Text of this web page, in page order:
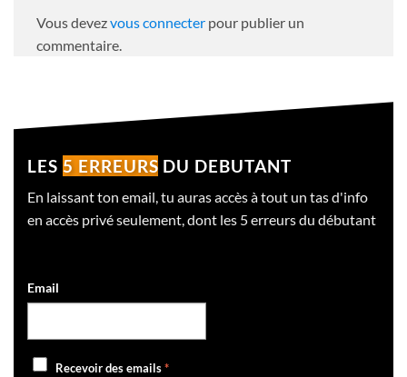
Vous devezvous connecter pour publier un
commentaire.
LES 5 ERREURS DU DEBUTANT
En laissant ton email, tu auras accès à tout un tas d'info
en accès privé seulement, dont les 5 erreurs du débutant
Email
Recevoir des emails*